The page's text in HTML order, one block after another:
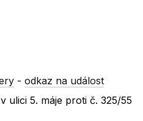
-odkaz na událost
ulici 5. máje proti č. 325/55